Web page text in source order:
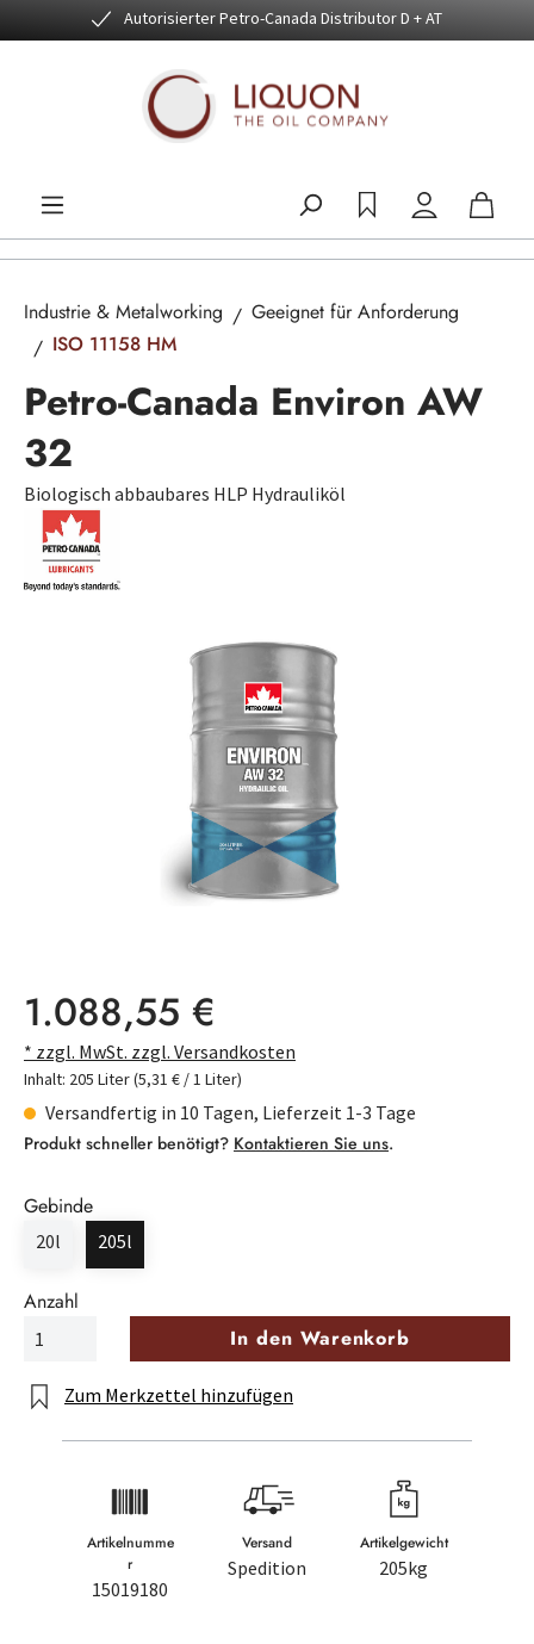
Zum Hauptinhalt springenAutorisierter Petro-Canada Distributor D + AT
Industrie & Metalworking
Geeignet für Anforderung
ISO 11158 HM
Petro-Canada Environ AW
32
Biologisch abbaubares HLP Hydrauliköl
Bildergalerie überspringen
Regulärer Preis:
1.088,55 €
* zzgl. MwSt. zzgl. Versandkosten
Inhalt: 205 Liter(5,31 € / 1 Liter)
Versandfertig in 10 Tagen, Lieferzeit 1-3 Tage
Produkt schneller benötigt? Kontaktieren Sie uns.
Gebinde
20l 205l
Anzahl
In den Warenkorb
Zum Merkzettel hinzufügen
Artikelnumme
r
15019180
Versand
Spedition
Artikelgewicht
205kg